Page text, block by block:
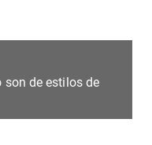
son de estilos de